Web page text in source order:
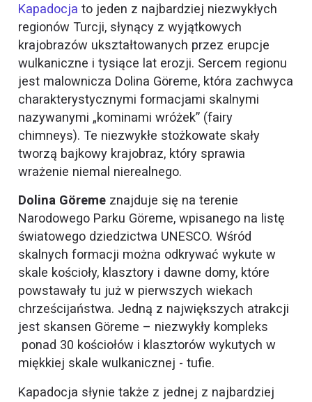
Kapadocjato jeden z najbardziej niezwykłych
regionów Turcji, słynący z wyjątkowych
krajobrazów ukształtowanych przez erupcje
wulkaniczne i tysiące lat erozji. Sercem regionu
jest malownicza Dolina Göreme, która zachwyca
charakterystycznymi formacjami skalnymi
nazywanymi „kominami wróżek” (fairy
chimneys). Te niezwykłe stożkowate skały
tworzą bajkowy krajobraz, który sprawia
wrażenie niemal nierealnego.
Dolina Göreme znajduje się na terenie
Narodowego Parku Göreme, wpisanego na listę
światowego dziedzictwa UNESCO. Wśród
skalnych formacji można odkrywać wykute w
skale kościoły, klasztory i dawne domy, które
powstawały tu już w pierwszych wiekach
chrześcijaństwa. Jedną z największych atrakcji
jest skansen Göreme – niezwykły kompleks
ponad 30 kościołów i klasztorów wykutych w
miękkiej skale wulkanicznej - tufie.
Kapadocja słynie także z jednej z najbardziej